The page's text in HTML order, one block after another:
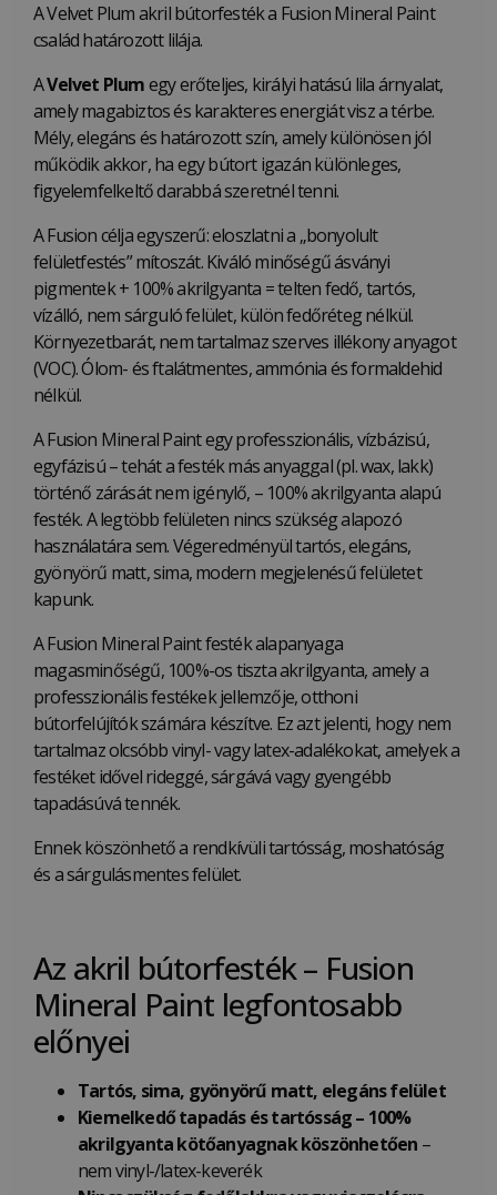
A Velvet Plum akril bútorfesték a Fusion Mineral Paint
család határozott lilája.
AVelvet Plumegy erőteljes, királyi hatású lila árnyalat,
amely magabiztos és karakteres energiát visz a térbe.
Mély, elegáns és határozott szín, amely különösen jól
működik akkor, ha egy bútort igazán különleges,
figyelemfelkeltő darabbá szeretnél tenni.
A Fusion célja egyszerű: eloszlatni a „bonyolult
felületfestés” mítoszát. Kiváló minőségű ásványi
pigmentek + 100% akrilgyanta = telten fedő, tartós,
vízálló, nem sárguló felület, külön fedőréteg nélkül.
Környezetbarát, nem tartalmaz szerves illékony anyagot
(VOC). Ólom- és ftalátmentes, ammónia és formaldehid
nélkül.
A Fusion Mineral Paint egy professzionális, vízbázisú,
egyfázisú – tehát a festék más anyaggal (pl. wax, lakk)
történő zárását nem igénylő, – 100% akrilgyanta alapú
festék. A legtöbb felületen nincs szükség alapozó
használatára sem. Végeredményül tartós, elegáns,
gyönyörű matt, sima, modern megjelenésű felületet
kapunk.
A Fusion Mineral Paint festék alapanyaga
magasminőségű, 100%-os tiszta akrilgyanta, amely a
professzionális festékek jellemzője, otthoni
bútorfelújítók számára készítve. Ez azt jelenti, hogy nem
tartalmaz olcsóbb vinyl- vagy latex-adalékokat, amelyek a
festéket idővel rideggé, sárgává vagy gyengébb
tapadásúvá tennék.
Ennek köszönhető a rendkívüli tartósság, moshatóság
és a sárgulásmentes felület.
Az akril bútorfesték – Fusion
Mineral Paint legfontosabb
előnyei
Tartós, sima, gyönyörű matt, elegánsfelület
Kiemelkedő tapadás és tartósság – 100%
akrilgyanta kötőanyagnak köszönhetően –
nem vinyl-/latex-keverék